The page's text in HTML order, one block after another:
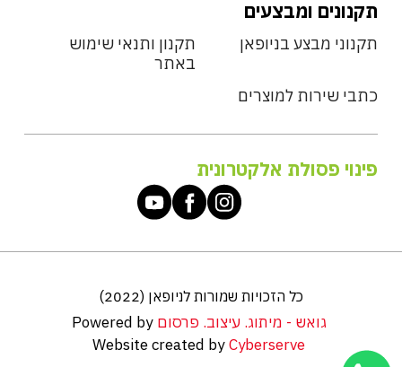
תקנונים ומבצעים
תקנוני מבצע בניופאן
תקנון ותנאי שימוש
באתר
כתבי שירות למוצרים
פינוי פסולת אלקטרונית
כל הזכויות שמורות לניופאן (2022)
Powered by גואש - מיתוג. עיצוב. פרסום
Website created by Cyberserve